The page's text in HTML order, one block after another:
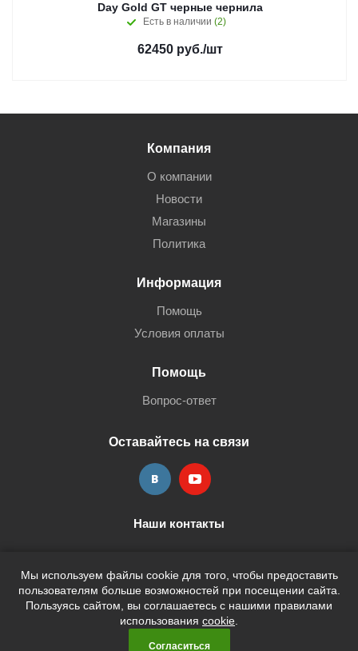
Day Gold GT черные чернила
Есть в наличии (2)
62450руб./шт
Мы используем файлы cookie для того, чтобы предоставить
пользователям больше возможностей при посещении сайта.
Пользуясь сайтом, вы соглашаетесь с нашими правилами
использования cookie
Согласиться
Компания
О компании
Новости
Магазины
Политика
Информация
Помощь
Условия оплаты
Помощь
Вопрос-ответ
Оставайтесь на связи
Наши контакты
2026 © Кан-Тэррия Kids